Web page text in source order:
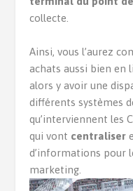
collecte.
Ainsi, vous l’aurez
achats aussi bien en
alors y avoir une
différents systèmes
qu’interviennent les
qui vont centraliser
d’informations pour
marketing.